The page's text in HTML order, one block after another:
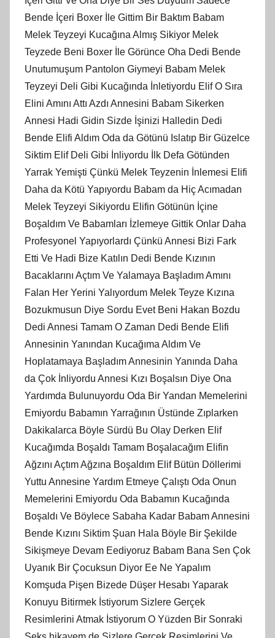
Bende İçeri Boxer İle Gittim Bir Baktım Babam
Melek Teyzeyi Kucağına Almış Sikiyor Melek
Teyzede Beni Boxer İle Görünce Oha Dedi Bende
Unutumuşum Pantolon Giymeyi Babam Melek
Teyzeyi Deli Gibi Kucağında İnletiyordu Elif O Sıra
Elini Amını Attı Azdı Annesini Babam Sikerken
Annesi Hadi Gidin Sizde İşinizi Halledin Dedi
Bende Elifi Aldım Oda da Götünü Islatıp Bir Güzelce
Siktim Elif Deli Gibi İnliyordu İlk Defa Götünden
Yarrak Yemişti Çünkü Melek Teyzenin İnlemesi Elifi
Daha da Kötü Yapıyordu Babam da Hiç Acımadan
Melek Teyzeyi Sikiyordu Elifin Götünün İçine
Boşaldım Ve Babamları İzlemeye Gittik Onlar Daha
Profesyonel Yapıyorlardı Çünkü Annesi Bizi Fark
Etti Ve Hadi Bize Katılın Dedi Bende Kızının
Bacaklarını Açtım Ve Yalamaya Başladım Amını
Falan Her Yerini Yalıyordum Melek Teyze Kızına
Bozukmusun Diye Sordu Evet Beni Hakan Bozdu
Dedi Annesi Tamam O Zaman Dedi Bende Elifi
Annesinin Yanından Kucağıma Aldım Ve
Hoplatamaya Başladım Annesinin Yanında Daha
da Çok İnliyordu Annesi Kızı Boşalsın Diye Ona
Yardımda Bulunuyordu Oda Bir Yandan Memelerini
Emiyordu Babamın Yarrağının Üstünde Zıplarken
Dakikalarca Böyle Sürdü Bu Olay Derken Elif
Kucağımda Boşaldı Tamam Boşalacağım Elifin
Ağzını Açtım Ağzına Boşaldım Elif Bütün Döllerimi
Yuttu Annesine Yardım Etmeye Çalıştı Oda Onun
Memelerini Emiyordu Oda Babamın Kucağında
Boşaldı Ve Böylece Sabaha Kadar Babam Annesini
Bende Kızını Siktim Şuan Hala Böyle Bir Şekilde
Sikişmeye Devam Eediyoruz Babam Bana Sen Çok
Uyanık Bir Çocuksun Diyor Ee Ne Yapalım
Komşuda Pişen Bizede Düşer Hesabı Yaparak
Konuyu Bitirmek İstiyorum Sizlere Gerçek
Resimlerini Atmak İstiyorum O Yüzden Bir Sonraki